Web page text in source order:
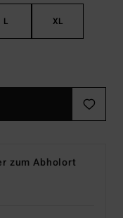
L XL
zum Abholort